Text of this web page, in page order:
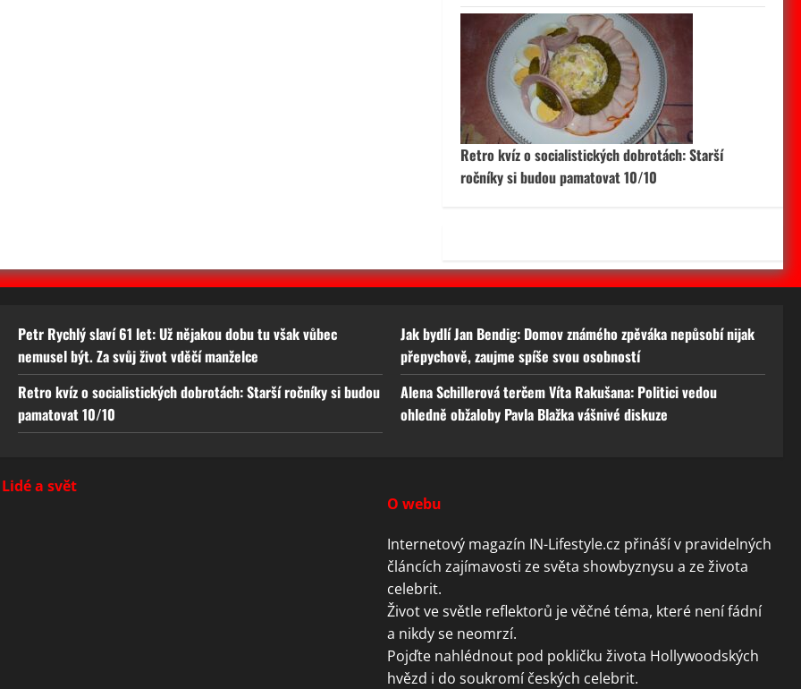
Retro kvíz o socialistických dobrotách: Starší
ročníky si budou pamatovat 10/10
Petr Rychlý slaví 61 let: Už nějakou dobu tu však vůbec
nemusel být. Za svůj život vděčí manželce
Jak bydlí Jan Bendig: Domov známého zpěváka nepůsobí nijak
přepychově, zaujme spíše svou osobností
Retro kvíz o socialistických dobrotách: Starší ročníky si budou
pamatovat 10/10
Alena Schillerová terčem Víta Rakušana: Politici vedou
ohledně obžaloby Pavla Blažka vášnivé diskuze
Lidé a svět
O webu
Internetový magazín IN-Lifestyle.cz přináší v pravidelných
článcích zajímavosti ze světa showbyznysu a ze života
celebrit.
Život ve světle reflektorů je věčné téma, které není fádní
a nikdy se neomrzí.
Pojďte nahlédnout pod pokličku života Hollywoodských
hvězd i do soukromí českých celebrit.